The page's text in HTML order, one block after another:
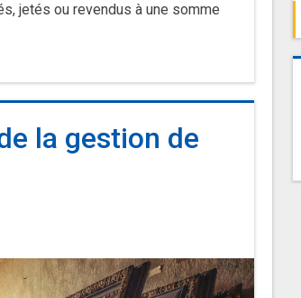
jetés ou revendus à une somme
la gestion de